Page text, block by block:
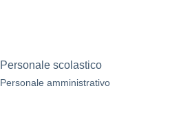
Personale scolastico
Personale amministrativo